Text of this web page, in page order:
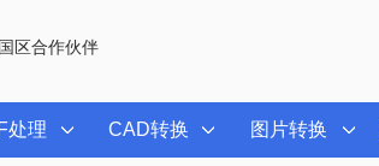
区合作伙伴
处理 CAD转换 图片转换